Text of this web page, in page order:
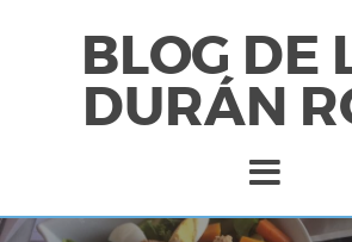
BLOG DE
DURÁN